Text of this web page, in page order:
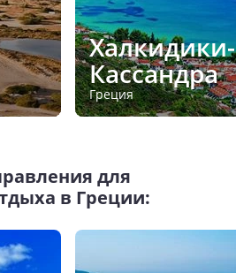
Халкидики-
Кассандра
Греция
для
в Греции: